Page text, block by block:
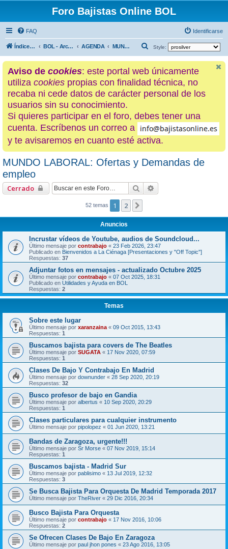
Foro Bajistas Online BOL
FAQ Identificarse
Índice general BOL - Archivo histórico AGENDA MUNDO LABORAL: Ofertas y Demandas de empleo Style:
u
c
a
Aviso de cookies: este portal web únicamente
utiliza cookies propias con finalidad técnica, no
recaba ni cede datos de carácter personal de los
usuarios sin su conocimiento.
Si quieres participar en el foro, debes tener una
cuenta. Escríbenos un correo a
y te avisaremos en cuanto esté activa.
MUNDO LABORAL: Ofertas y Demandas de
empleo
Cerrado Buscar
52 temas 1 2
Anuncios
Incrustar vídeos de Youtube, audios de Soundcloud...
Último mensaje por contrabajo « 23 Feb 2026, 23:47
Publicado en Bienvenidos a La Ciénaga [Presentaciones y "Off Topic"]
Respuestas: 37
Adjuntar fotos en mensajes - actualizado Octubre 2025
Último mensaje por contrabajo « 07 Oct 2025, 18:31
Publicado en Utilidades y Ayuda en BOL
Respuestas: 2
Temas
Sobre este lugar
Último mensaje por xaranzaina « 09 Oct 2015, 13:43
Respuestas: 1
Buscamos bajista para covers de The Beatles
Último mensaje por SUGATA « 17 Nov 2020, 07:59
Respuestas: 1
Clases De Bajo Y Contrabajo En Madrid
Último mensaje por downunder « 28 Sep 2020, 20:19
Respuestas: 32
Busco profesor de bajo en Gandia
Último mensaje por albertus « 10 Sep 2020, 20:29
Respuestas: 1
Clases particulares para cualquier instrumento
Último mensaje por pipolopez « 01 Jun 2020, 13:21
Bandas de Zaragoza, urgente!!!
Último mensaje por Sr Morse « 07 Nov 2019, 15:14
Respuestas: 1
Buscamos bajista - Madrid Sur
Último mensaje por pablisimo « 13 Jul 2019, 12:32
Respuestas: 3
Se Busca Bajista Para Orquesta De Madrid Temporada 2017
Último mensaje por TheRiver « 29 Dic 2016, 20:34
Busco Bajista Para Orquesta
Último mensaje por contrabajo « 17 Nov 2016, 10:06
Respuestas: 2
Se Ofrecen Clases De Bajo En Zaragoza
Último mensaje por paul jhon pones « 23 Ago 2016, 13:05